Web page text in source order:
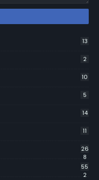
13
2
10
5
14
11
26
8
55
2